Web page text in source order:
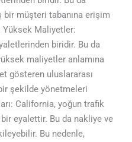
müşteri tabanına erişim
Yüksek Maliyetler:
biridir. Bu da
maliyetler anlamına
gösteren uluslararası
şekilde yönetmeleri
California, yoğun trafik
eyalettir. Bu da nakliye ve
Bu nedenle,